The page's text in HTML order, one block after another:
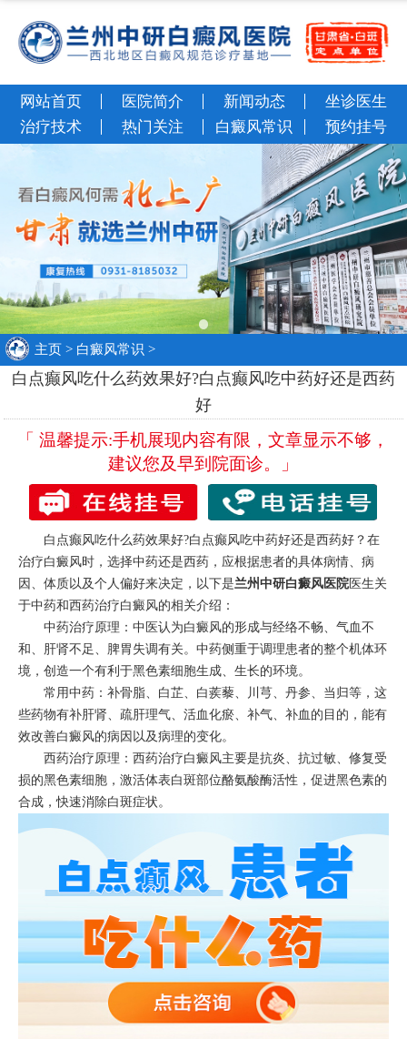
网站首页 医院简介 新闻动态
坐诊医生
治疗技术
热门关注 白癜风常识 预约挂号
主页 > 白癜风常识 >
白点癫风吃什么药效果好?白点癫风吃中药好还是西药
好
「 温馨提示:手机展现内容有限，文章显示不够，
建议您及早到院面诊。」
白点癫风吃什么药效果好?白点癫风吃中药好还是西药好？在
治疗白癜风时，选择中药还是西药，应根据患者的具体病情、病
因、体质以及个人偏好来决定，以下是兰州中研白癜风医院医生关
于中药和西药治疗白癜风的相关介绍：
中药治疗原理：中医认为白癜风的形成与经络不畅、气血不
和、肝肾不足、脾胃失调有关。中药侧重于调理患者的整个机体环
境，创造一个有利于黑色素细胞生成、生长的环境。
常用中药：补骨脂、白芷、白蒺藜、川芎、丹参、当归等，这
些药物有补肝肾、疏肝理气、活血化瘀、补气、补血的目的，能有
效改善白癜风的病因以及病理的变化。
西药治疗原理：西药治疗白癜风主要是抗炎、抗过敏、修复受
损的黑色素细胞，激活体表白斑部位酪氨酸酶活性，促进黑色素的
合成，快速消除白斑症状。